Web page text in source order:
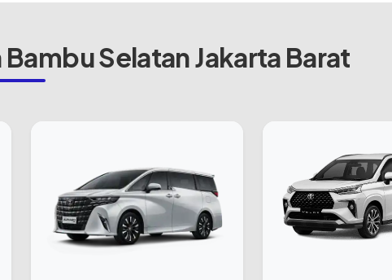
Selatan Jakarta Barat